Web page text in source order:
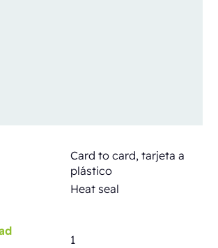
Card to card, tarjeta a
plástico
Heat seal
1